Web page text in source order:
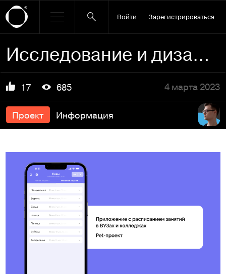
Войти Зарегистрироваться
Исследование и дизайн приложения
17 685 4 марта 2023
Проект Информация